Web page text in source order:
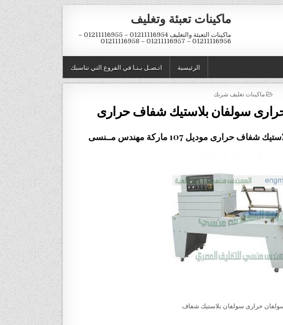
ماكينات تعبئة وتغليف
ماكينات التعبئة والتغليف 01211116954 – 01211116955 –
01211116956 – 01211116957 – 01211116958
اتـصـل بـنـا في الفروع التي تناسبك الرئيسية
POSTED
ماكينات تغليف شرنك
سولفان بلاستيك شفاف حرارى
شفاف حرارى موديل 107 ماركة مهندس مــنسى
سولفان حرارى سولفان بلاستيك شفاف